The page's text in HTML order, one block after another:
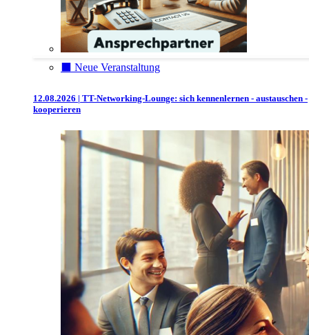
⬛️ Neue Veranstaltung
12.08.2026 | TT-Networking-Lounge: sich kennenlernen - austauschen -
kooperieren